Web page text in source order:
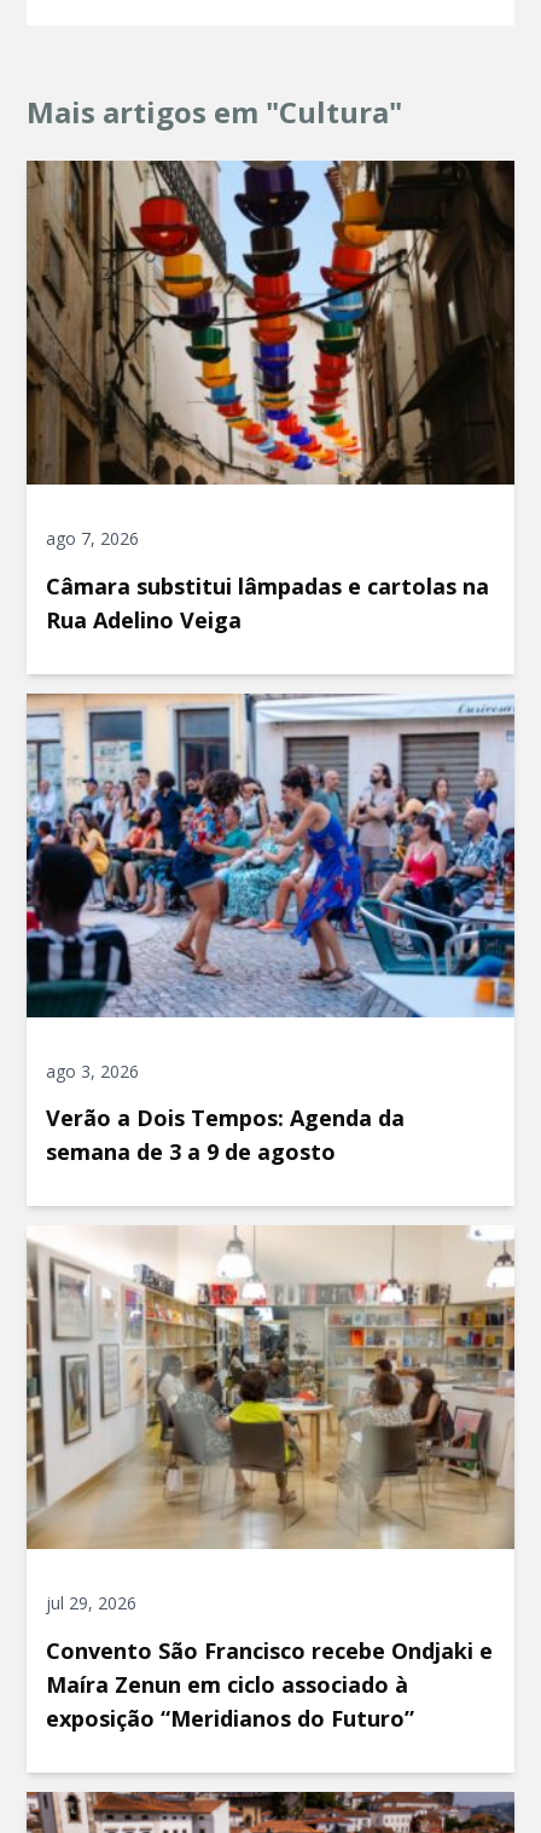
Mais artigos em "Cultura"
ago 7, 2026
Câmara substitui lâmpadas e cartolas na
Rua Adelino Veiga
ago 3, 2026
Verão a Dois Tempos: Agenda da
semana de 3 a 9 de agosto
jul 29, 2026
Convento São Francisco recebe Ondjaki e
Maíra Zenun em ciclo associado à
exposição “Meridianos do Futuro”